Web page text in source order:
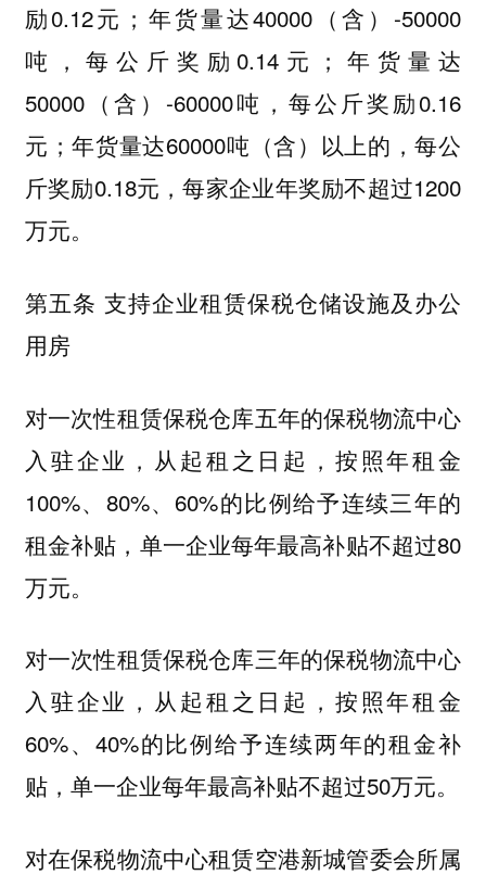
励0.12元；年货量达40000（含）-50000
吨，每公斤奖励0.14元；年货量达
50000（含）-60000吨，每公斤奖励0.16
元；年货量达60000吨（含）以上的，每公
斤奖励0.18元，每家企业年奖励不超过1200
万元。
第五条 支持企业租赁保税仓储设施及办公
用房
对一次性租赁保税仓库五年的保税物流中心
入驻企业，从起租之日起，按照年租金
100%、80%、60%的比例给予连续三年的
租金补贴，单一企业每年最高补贴不超过80
万元。
对一次性租赁保税仓库三年的保税物流中心
入驻企业，从起租之日起，按照年租金
60%、40%的比例给予连续两年的租金补
贴，单一企业每年最高补贴不超过50万元。
对在保税物流中心租赁空港新城管委会所属